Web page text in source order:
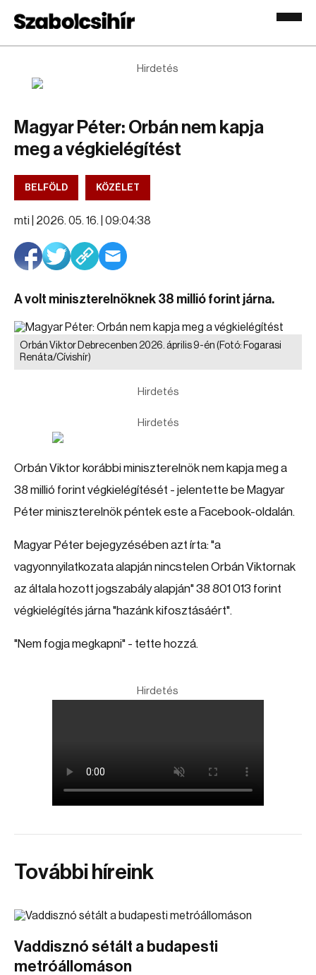
Hirdetés
Magyar Péter: Orbán nem kapja
meg a végkielégítést
BELFÖLD KÖZÉLET
mti | 2026. 05. 16. | 09:04:38
A volt miniszterelnöknek 38 millió forint járna.
Orbán Viktor Debrecenben 2026. április 9-én (Fotó: Fogarasi
Renáta/Cívishír)
Hirdetés
Hirdetés
Orbán Viktor korábbi miniszterelnök nem kapja meg a
38 millió forint végkielégítését - jelentette be Magyar
Péter miniszterelnök péntek este a Facebook-oldalán.
Magyar Péter bejegyzésében azt írta: "a
vagyonnyilatkozata alapján nincstelen Orbán Viktornak
az általa hozott jogszabály alapján" 38 801 013 forint
végkielégítés járna "hazánk kifosztásáért".
"Nem fogja megkapni" - tette hozzá.
Hirdetés
További híreink
Vaddisznó sétált a budapesti
metróállomáson